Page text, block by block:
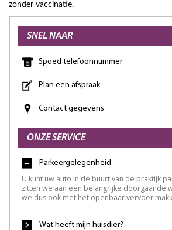
zonder vaccinatie.
SNEL NAAR
Spoed telefoonnummer
Plan een afspraak
Contact gegevens
ONZE SERVICE
Parkeergelegenheid
U kunt uw auto in de buurt van de praktijk
zitten we aan een belangrijke doorgaande
we dus ook met het openbaar vervoer
Wat heeft mijn huisdier?